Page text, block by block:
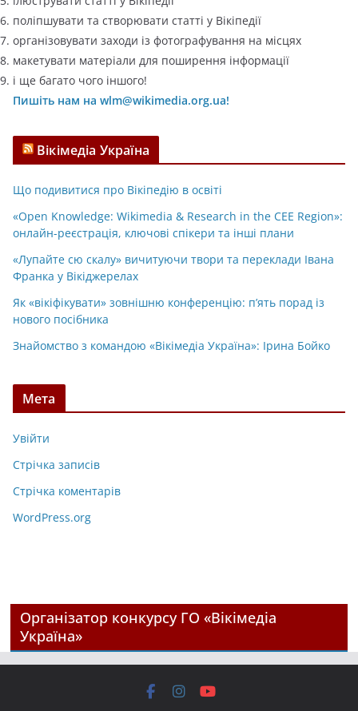
поліпшувати та створювати статті у Вікіпедії
організовувати заходи із фотографування на місцях
макетувати матеріали для поширення інформації
і ще багато чого іншого!
Пишіть нам на wlm@wikimedia.org.ua!
Вікімедіа Україна
Що подивитися про Вікіпедію в освіті
«Open Knowledge: Wikimedia & Research in the CEE Region»:
онлайн-реєстрація, ключові спікери та інші плани
«Лупайте сю скалу» вичитуючи твори та переклади Івана
Франка у Вікіджерелах
Як «вікіфікувати» зовнішню конференцію: п’ять порад із
нового посібника
Знайомство з командою «Вікімедіа Україна»: Ірина Бойко
Мета
Увійти
Стрічка записів
Стрічка коментарів
WordPress.org
Організатор конкурсу ГО «Вікімедіа
Україна»